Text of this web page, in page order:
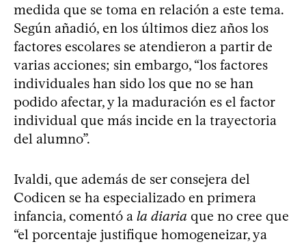
medida que se toma en relación a este tema.
Según añadió, en los últimos diez años los
factores escolares se atendieron a partir de
varias acciones; sin embargo, “los factores
individuales han sido los que no se han
podido afectar, y la maduración es el factor
individual que más incide en la trayectoria
del alumno”.
Ivaldi, que además de ser consejera del
Codicen se ha especializado en primera
infancia, comentó a la diaria que no cree que
“el porcentaje justifique homogeneizar, ya